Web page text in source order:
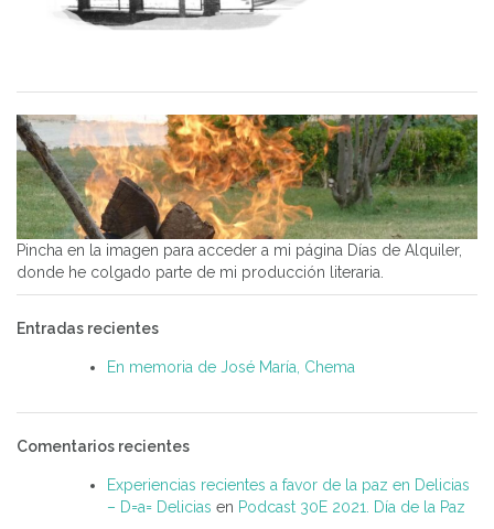
Pincha en la imagen para acceder a mi página Días de Alquiler,
donde he colgado parte de mi producción literaria.
Entradas recientes
En memoria de José María, Chema
Comentarios recientes
Experiencias recientes a favor de la paz en Delicias
– D=a= Delicias en Podcast 30E 2021. Día de la Paz